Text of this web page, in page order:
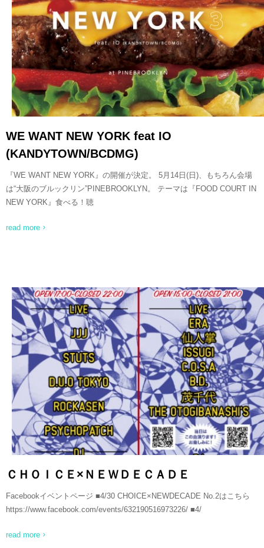
READ MORE
WE WANT NEW YORK feat IO
(KANDYTOWN/BCDMG)
『WE WANT NEW YORK』の開催が決定。 5月14日(日)、もちろん会場
は“大阪のブルックリン”PINEBROOKLYN。 テーマは『FOOD COURT IN
NEW YORK』食べる！聴
read more
READ MORE
ＣＨＯＩＣＥ×ＮＥＷＤＥＣＡＤＥ
Facebookイベントページ ■4/30 CHOICE×NEWDECADE No.2はこちら
https://www.facebook.com/events/632190516973226/ ■4/
read more